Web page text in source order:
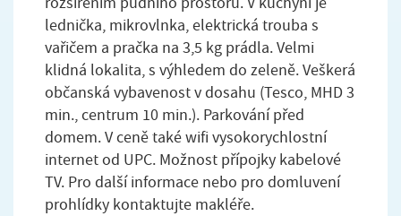
lednička, mikrovlnka, elektrická trouba s
vařičem a pračka na 3,5 kg prádla. Velmi
klidná lokalita, s výhledem do zeleně. Veškerá
občanská vybavenost v dosahu (Tesco, MHD 3
min., centrum 10 min.). Parkování před
domem. V ceně také wifi vysokorychlostní
internet od UPC. Možnost přípojky kabelové
TV. Pro další informace nebo pro domluvení
prohlídky kontaktujte makléře.